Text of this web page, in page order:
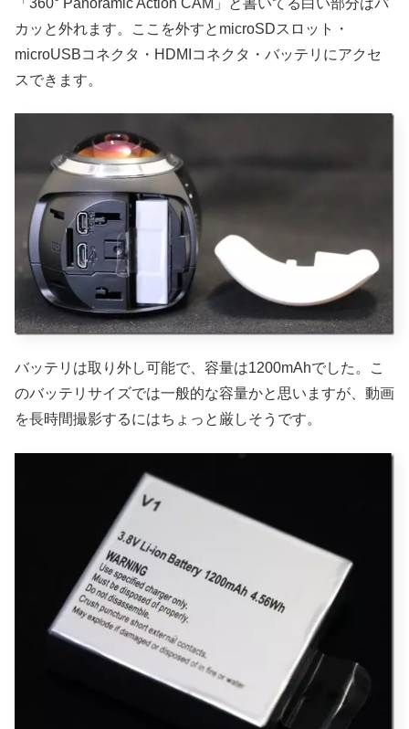
カッと外れます。ここを外すとmicroSDスロット・
microUSBコネクタ・HDMIコネクタ・バッテリにアクセ
スできます。
バッテリは取り外し可能で、容量は1200mAhでした。こ
のバッテリサイズでは一般的な容量かと思いますが、動画
を長時間撮影するにはちょっと厳しそうです。